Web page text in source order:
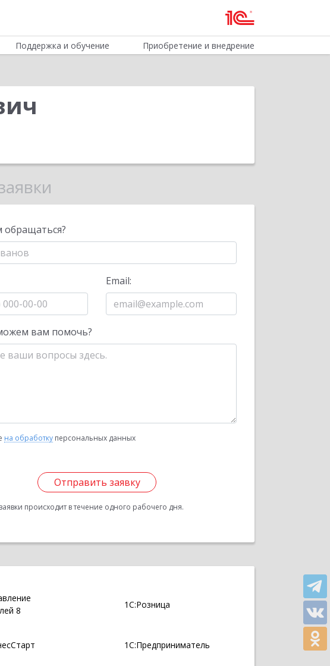
Поддержка и обучение Приобретение и внедрение
обращаться?
Email:
вам помочь?
на обработку персональных данных
Отправить заявку
происходит в течение одного рабочего дня.
8
1С:Розница
1С:Предприниматель